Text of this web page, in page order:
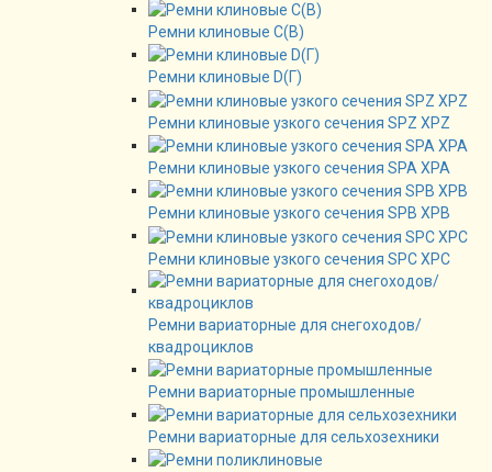
Ремни клиновые C(B)
Ремни клиновые D(Г)
Ремни клиновые узкого сечения SPZ XPZ
Ремни клиновые узкого сечения SPA XPA
Ремни клиновые узкого сечения SPB XPB
Ремни клиновые узкого сечения SPC XPC
Ремни вариаторные для снегоходов/
квадроциклов
Ремни вариаторные промышленные
Ремни вариаторные для сельхозехники